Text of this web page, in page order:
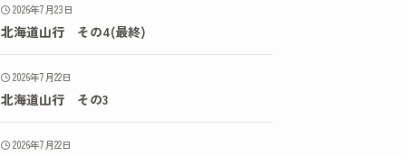
2026年7月23日
北海道山行 その4(最終)
2026年7月22日
北海道山行 その3
2026年7月22日